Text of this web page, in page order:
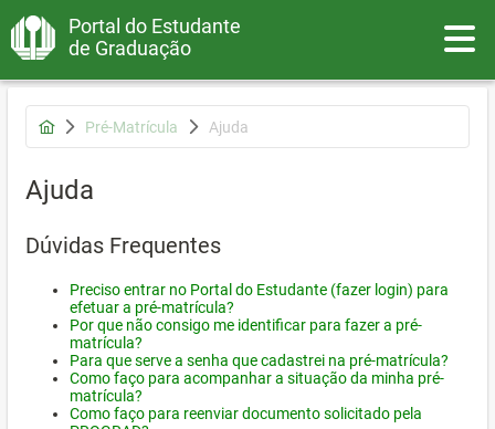
Portal do Estudante
de Graduação
Pré-Matrícula Ajuda
Ajuda
Dúvidas Frequentes
Preciso entrar no Portal do Estudante (fazer login) para
efetuar a pré-matrícula?
Por que não consigo me identificar para fazer a pré-
matrícula?
Para que serve a senha que cadastrei na pré-matrícula?
Como faço para acompanhar a situação da minha pré-
matrícula?
Como faço para reenviar documento solicitado pela